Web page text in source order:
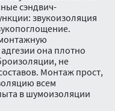
сэндвич-
звукоизоляция
она плотно
не
Монтаж прост,
всем
в шумоизоляции